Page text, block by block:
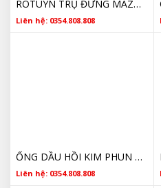
ROTUYN TRỤ ĐỨNG MAZDA BT50 AB313395AA 2013 2014 2015 2016 2017 2018 2019 2020
Liên hệ: 0354.808.808
ỐNG DẦU HỒI KIM PHUN MAZDA BT50 BB309K022AG
Liên hệ: 0354.808.808